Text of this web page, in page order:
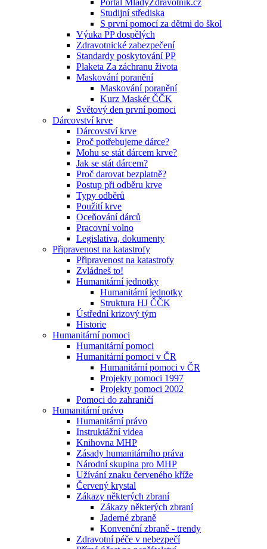
Portál MladyZdravotnik.cz
Studijní střediska
S první pomocí za dětmi do škol
Výuka PP dospělých
Zdravotnické zabezpečení
Standardy poskytování PP
Plaketa Za záchranu života
Maskování poranění
Maskování poranění
Kurz Maskér ČČK
Světový den první pomoci
Dárcovství krve
Dárcovství krve
Proč potřebujeme dárce?
Mohu se stát dárcem krve?
Jak se stát dárcem?
Proč darovat bezplatně?
Postup při odběru krve
Typy odběrů
Použití krve
Oceňování dárců
Pracovní volno
Legislativa, dokumenty
Připravenost na katastrofy
Připravenost na katastrofy
Zvládneš to!
Humanitární jednotky
Humanitární jednotky
Struktura HJ ČČK
Ústřední krizový tým
Historie
Humanitární pomoci
Humanitární pomoci
Humanitární pomoci v ČR
Humanitární pomoci v ČR
Projekty pomoci 1997
Projekty pomoci 2002
Pomoci do zahraničí
Humanitární právo
Humanitární právo
Instruktážní videa
Knihovna MHP
Zásady humanitárního práva
Národní skupina pro MHP
Užívání znaku červeného kříže
Červený krystal
Zákazy některých zbraní
Zákazy některých zbraní
Jaderné zbraně
Konvenční zbraně - trendy
Zdravotní péče v nebezpečí